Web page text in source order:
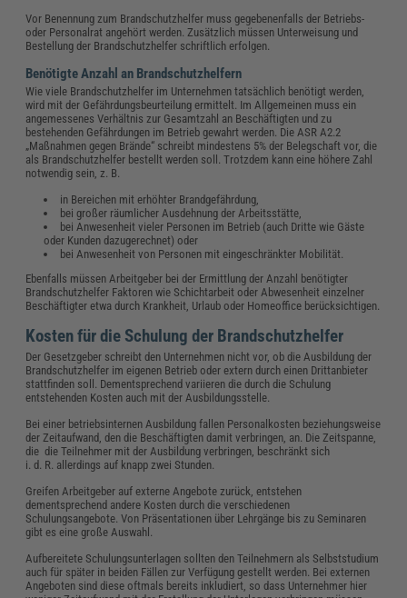
Vor Benennung zum Brandschutzhelfer muss gegebenenfalls der Betriebs-
oder Personalrat angehört werden. Zusätzlich müssen Unterweisung und
Bestellung der Brandschutzhelfer schriftlich erfolgen.
Benötigte Anzahl an Brandschutzhelfern
Wie viele Brandschutzhelfer im Unternehmen tatsächlich benötigt werden,
wird mit der Gefährdungsbeurteilung ermittelt. Im Allgemeinen muss ein
angemessenes Verhältnis zur Gesamtzahl an Beschäftigten und zu
bestehenden Gefährdungen im Betrieb gewahrt werden. Die ASR A2.2
„Maßnahmen gegen Brände“ schreibt mindestens 5% der Belegschaft vor, die
als Brandschutzhelfer bestellt werden soll. Trotzdem kann eine höhere Zahl
notwendig sein, z. B.
in Bereichen mit erhöhter Brandgefährdung,
bei großer räumlicher Ausdehnung der Arbeitsstätte,
bei Anwesenheit vieler Personen im Betrieb (auch Dritte wie Gäste
oder Kunden dazugerechnet) oder
bei Anwesenheit von Personen mit eingeschränkter Mobilität.
Ebenfalls müssen Arbeitgeber bei der Ermittlung der Anzahl benötigter
Brandschutzhelfer Faktoren wie Schichtarbeit oder Abwesenheit einzelner
Beschäftigter etwa durch Krankheit, Urlaub oder Homeoffice berücksichtigen.
Kosten für die Schulung der Brandschutzhelfer
Der Gesetzgeber schreibt den Unternehmen nicht vor, ob die Ausbildung der
Brandschutzhelfer im eigenen Betrieb oder extern durch einen Drittanbieter
stattfinden soll. Dementsprechend variieren die durch die Schulung
entstehenden Kosten auch mit der Ausbildungsstelle.
Bei einer betriebsinternen Ausbildung fallen Personalkosten beziehungsweise
der Zeitaufwand, den die Beschäftigten damit verbringen, an. Die Zeitspanne,
die die Teilnehmer mit der Ausbildung verbringen, beschränkt sich
i. d. R. allerdings auf knapp zwei Stunden.
Greifen Arbeitgeber auf externe Angebote zurück, entstehen
dementsprechend andere Kosten durch die verschiedenen
Schulungsangebote. Von Präsentationen über Lehrgänge bis zu Seminaren
gibt es eine große Auswahl.
Aufbereitete Schulungsunterlagen sollten den Teilnehmern als Selbststudium
auch für später in beiden Fällen zur Verfügung gestellt werden. Bei externen
Angeboten sind diese oftmals bereits inkludiert, so dass Unternehmer hier